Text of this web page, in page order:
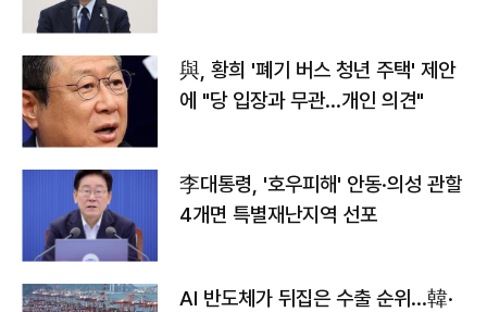
與, 황희 '폐기 버스 청년 주택' 제안
에 "당 입장과 무관…개인 의견"
李대통령, '호우피해' 안동·의성 관할
4개면 특별재난지역 선포
AI 반도체가 뒤집은 수출 순위…韓·